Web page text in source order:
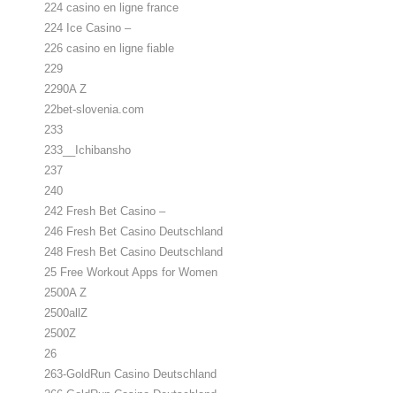
224 casino en ligne france
224 Ice Casino –
226 casino en ligne fiable
229
2290A Z
22bet-slovenia.com
233
233__Ichibansho
237
240
242 Fresh Bet Casino –
246 Fresh Bet Casino Deutschland
248 Fresh Bet Casino Deutschland
25 Free Workout Apps for Women
2500A Z
2500allZ
2500Z
26
263-GoldRun Casino Deutschland